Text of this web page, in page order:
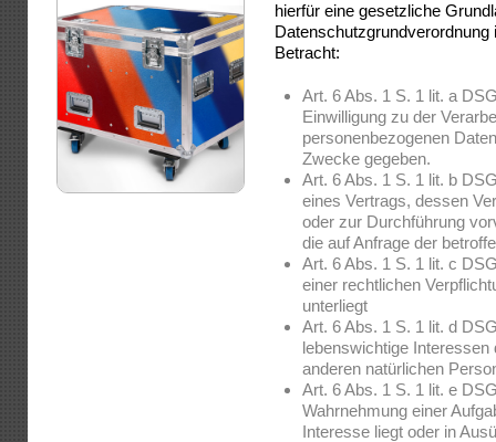
hierfür eine gesetzliche
Datenschutzgrundverordnung
Betracht:
Art. 6 Abs. 1 S. 1 lit. a
Einwilligung zu der
personenbezogenen
Zwecke gegeben.
Art. 6 Abs. 1 S. 1 lit. b
eines Vertrags, dessen
oder zur Durchführung
die auf Anfrage der
Art. 6 Abs. 1 S. 1 lit. c
einer rechtlichen
unterliegt
Art. 6 Abs. 1 S. 1 lit. d
lebenswichtige
anderen natürlichen
Art. 6 Abs. 1 S. 1 lit. e
Wahrnehmung einer
Interesse liegt oder in